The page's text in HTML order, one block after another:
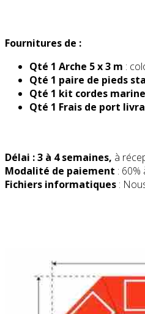
Fournitures de :
Qté 1 Arche 5 x 3 m :
Qté 1 paire de pieds
Qté 1 kit cordes
Qté 1 Frais de port
Délai : 3 à 4 semaines, à
Modalité de paiement :
Fichiers informatiques :